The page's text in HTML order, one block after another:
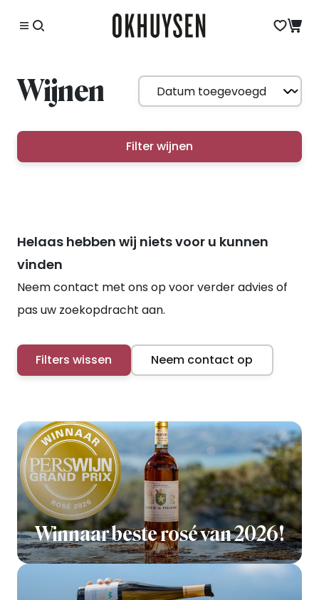
Wijnen
Filter wijnen
Helaas hebben wij niets voor u kunnen
vinden
Neem contact met ons op voor verder advies of
pas uw zoekopdracht aan.
Filters wissen Neem contact op
Winnaar beste rosé van 2026!